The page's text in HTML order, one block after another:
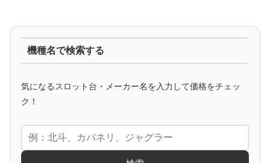
アニメタイアップ
エヴァ コードギアス 化物語 炎炎ノ消防隊
機種名で検索する
気になるスロット台・メーカー名を入力して価格をチェッ
ク！